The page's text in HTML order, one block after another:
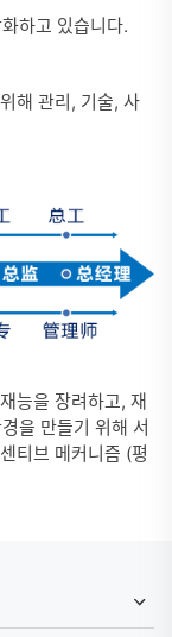
하고 있습니다.
해 관리, 기술, 사
능을 장려하고, 재
을 만들기 위해 서
티브 메커니즘 (평